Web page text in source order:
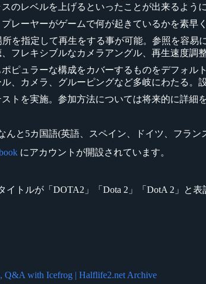
のレベルを上げるといったことが出来るように
レーヤーがゲームで何が起きているかを素早
所を指定して再生をする事が可能。参照を容
フレキシブルなカメラアングル、再生速度調
ピュラーな構成をカバーするものをデフォ
、カメラ、グルーピングなど多岐にわたる。
トを実施。参加方法については将来的に詳細
んと5カ国語(英語、スペイン、ドイツ、フラ
にアカウントが開設されています。
イトルが「DOTA2」「Dota 2」「DotA 2」と
Q&A with Icefrog | Halflife2.net Archive